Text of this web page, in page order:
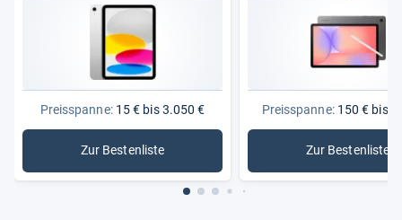
Preisspanne:15 € bis 3.050 €
Zur Bestenliste
: Tablets
Preisspanne:150 € bis
Zur Bestenliste
: